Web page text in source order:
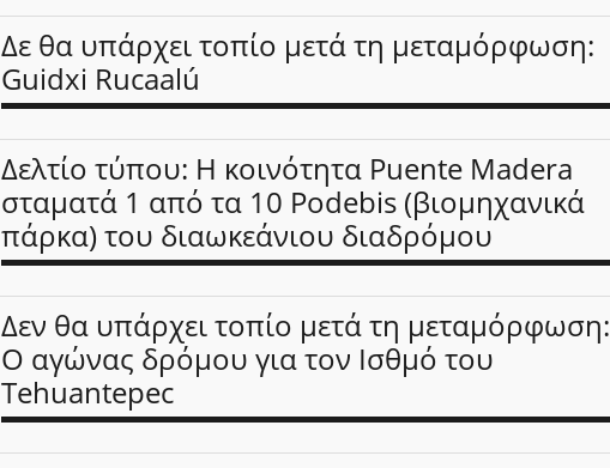
Δε θα υπάρχει τοπίο μετά τη μεταμόρφωση:
Guidxi Rucaalú
Δελτίο τύπου: Η κοινότητα Puente Madera
σταματά 1 από τα 10 Podebis (βιομηχανικά
πάρκα) του διαωκεάνιου διαδρόμου
Δεν θα υπάρχει τοπίο μετά τη μεταμόρφωση:
Ο αγώνας δρόμου για τον Ισθμό του
Tehuantepec